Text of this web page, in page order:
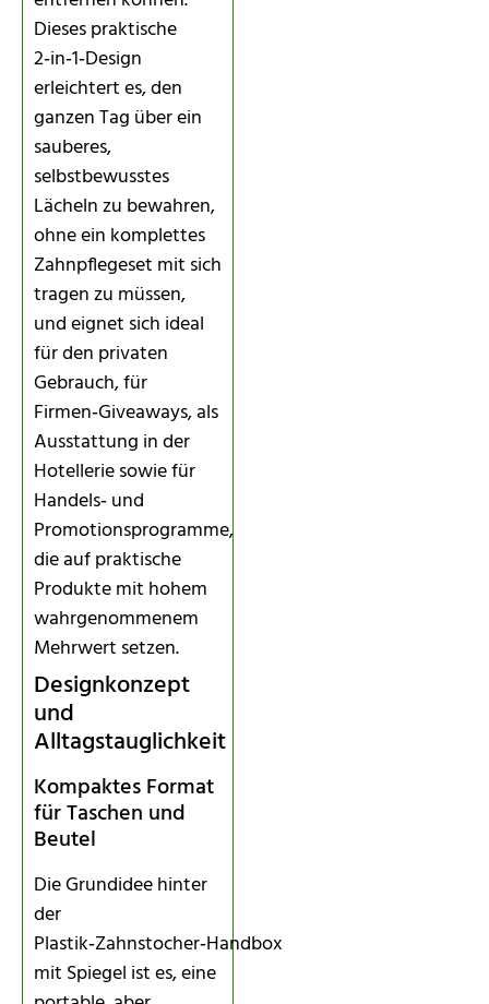
Dieses praktische
2‑in‑1‑Design
erleichtert es, den
ganzen Tag über ein
sauberes,
selbstbewusstes
Lächeln zu bewahren,
ohne ein komplettes
Zahnpflegeset mit sich
tragen zu müssen,
und eignet sich ideal
für den privaten
Gebrauch, für
Firmen‑Giveaways, als
Ausstattung in der
Hotellerie sowie für
Handels‑ und
Promotionsprogramme,
die auf praktische
Produkte mit hohem
wahrgenommenem
Mehrwert setzen.
Designkonzept
und
Alltagstauglichkeit
Kompaktes Format
für Taschen und
Beutel
Die Grundidee hinter
der
Plastik‑Zahnstocher‑Handbox
mit Spiegel ist es, eine